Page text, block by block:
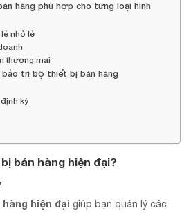
hàng phù hợp cho từng loại hình
nhỏ lẻ
thương mại
trì bộ thiết bị bán hàng
kỳ
bán hàng hiện đại?
hiện đại giúp bạn quản lý các